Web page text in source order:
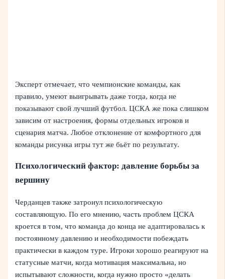
Эксперт отмечает, что чемпионские команды, как
правило, умеют выигрывать даже тогда, когда не
показывают свой лучший футбол. ЦСКА же пока слишком
зависим от настроения, формы отдельных игроков и
сценария матча. Любое отклонение от комфортного для
команды рисунка игры тут же бьёт по результату.
Психологический фактор: давление борьбы за
вершину
Черданцев также затронул психологическую
составляющую. По его мнению, часть проблем ЦСКА
кроется в том, что команда до конца не адаптировалась к
постоянному давлению и необходимости побеждать
практически в каждом туре. Игроки хорошо реагируют на
статусные матчи, когда мотивация максимальна, но
испытывают сложности, когда нужно просто «делать